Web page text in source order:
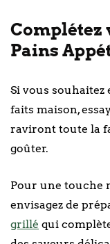
Complétez
Pains
Si vous souhaitez
faits maison,
raviront toute la
goûter.
Pour une touche
envisagez de
grillé qui